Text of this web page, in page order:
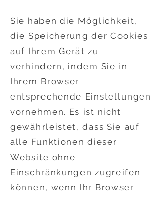
Sie haben die Möglichkeit,
die Speicherung der Cookies
auf Ihrem Gerät zu
verhindern, indem Sie in
Ihrem Browser
entsprechende Einstellungen
vornehmen. Es ist nicht
gewährleistet, dass Sie auf
alle Funktionen dieser
Website ohne
Einschränkungen zugreifen
können, wenn Ihr Browser